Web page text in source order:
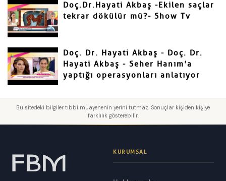
Doç.Dr.Hayati Akbaş -Ekilen saçlar
tekrar dökülür mü?- Show Tv
Doç. Dr. Hayati Akbaş - Doç. Dr.
Hayati Akbaş - Seher Hanım’a
yaptığı operasyonları anlatıyor
Bu sitedeki bilgiler tıbbi muayenenin yerini tutmaz. Sonuçlar kişiden kişiye
farklılık gösterebilir.
KURUMSAL